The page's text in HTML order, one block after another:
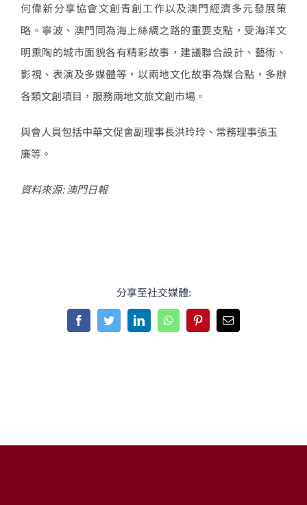
何偉新分享協會文創青創工作以及澳門經濟多元發展策
略。寧波、澳門同為海上絲綢之路的重要支點，受海洋文
明熏陶的城市面貌各有精彩故事，建議聯合設計、藝術、
影視、表演及多媒體等，以兩地文化故事為媒合點，多辦
各類文創項目，服務兩地文旅文創市場。
與會人員包括中華文促會副理事長洪玲玲、常務理事張玉
廉等。
資料來源: 澳門日報
分享至社交媒體:
FacebookTwitterLinkedInWhatsAppPinterestEmail